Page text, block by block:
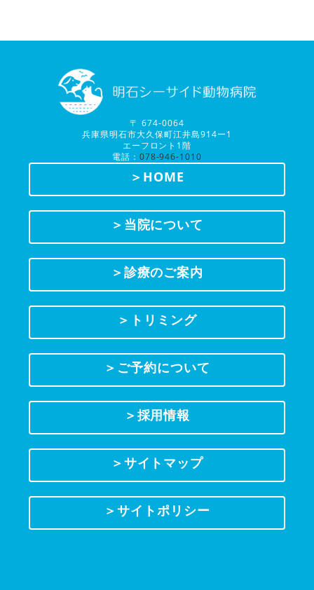
〒 674-0064
兵庫県明石市大久保町江井島914ー1
エーフロント1階
電話： 078-946-1010
＞HOME
＞当院について
＞診療のご案内
＞トリミング
＞ご予約について
＞採用情報
＞サイトマップ
＞サイトポリシー